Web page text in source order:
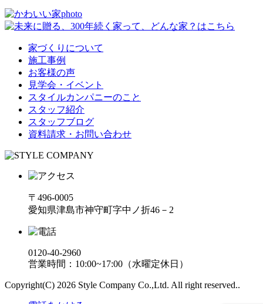
家づくりについて
施工事例
お客様の声
見学会・イベント
スタイルカンパニーのこと
スタッフ紹介
スタッフブログ
資料請求・お問い合わせ
〒496-0005
愛知県津島市神守町字中ノ折46－2
0120-40-2960
営業時間：10:00~17:00（水曜定休日）
Copyright(C) 2026 Style Company Co.,Ltd. All right reserved..